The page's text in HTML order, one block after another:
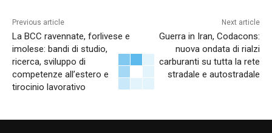
Previous article
La BCC ravennate, forlivese e
imolese: bandi di studio,
ricerca, sviluppo di
competenze all’estero e
tirocinio lavorativo
Next article
Guerra in Iran, Codacons:
nuova ondata di rialzi
carburanti su tutta la rete
stradale e autostradale